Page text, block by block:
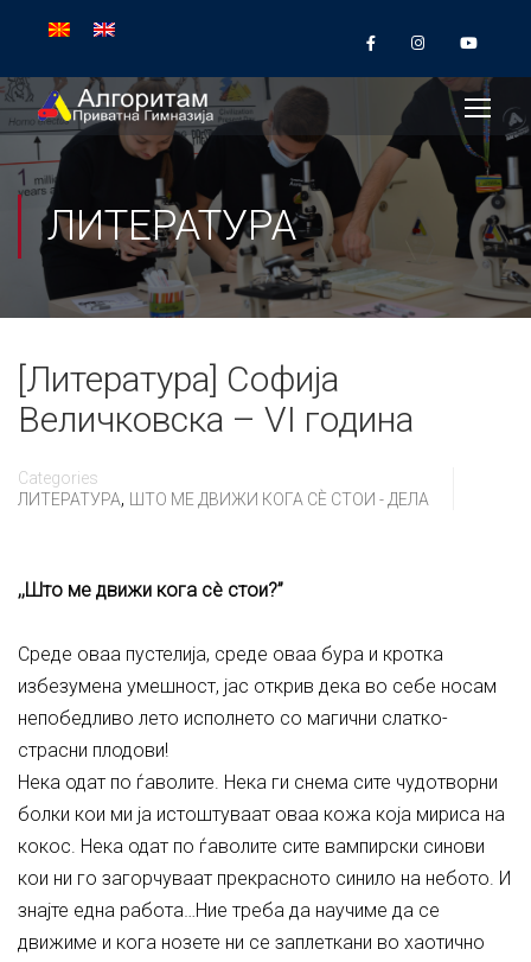
ЛИТЕРАТУРА
[Литература] Софија
Величковска – VI година
Categories
ЛИТЕРАТУРА, ШТО МЕ ДВИЖИ КОГА СÈ СТОИ - ДЕЛА
,,Што ме движи кога сè стои?”
Среде оваа пустелија, среде оваа бура и кротка
избезумена умешност, јас открив дека во себе носам
непобедливо лето исполнето со магични слатко-
страсни плодови!
Нека одат по ѓаволите. Нека ги снема сите чудотворни
болки кои ми ја истоштуваат оваа кожа која мириса на
кокос. Нека одат по ѓаволите сите вампирски синови
кои ни го загорчуваат прекрасното синило на небото. И
знајте една работа…Ние треба да научиме да се
движиме и кога нозете ни се заплеткани во хаотично